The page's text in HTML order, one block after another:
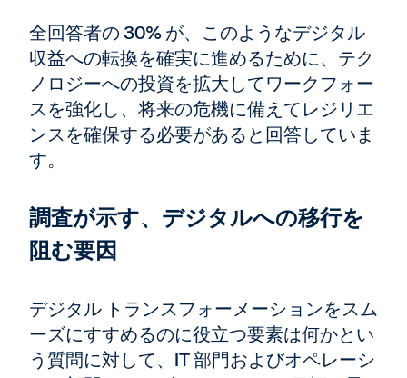
全回答者の 30% が、このようなデジタル
収益への転換を確実に進めるために、テク
ノロジーへの投資を拡大してワークフォー
スを強化し、将来の危機に備えてレジリエ
ンスを確保する必要があると回答していま
す。
調査が示す、デジタルへの移行を
阻む要因
デジタル トランスフォーメーションをスム
ーズにすすめるのに役立つ要素は何かとい
う質問に対して、IT 部門およびオペレーシ